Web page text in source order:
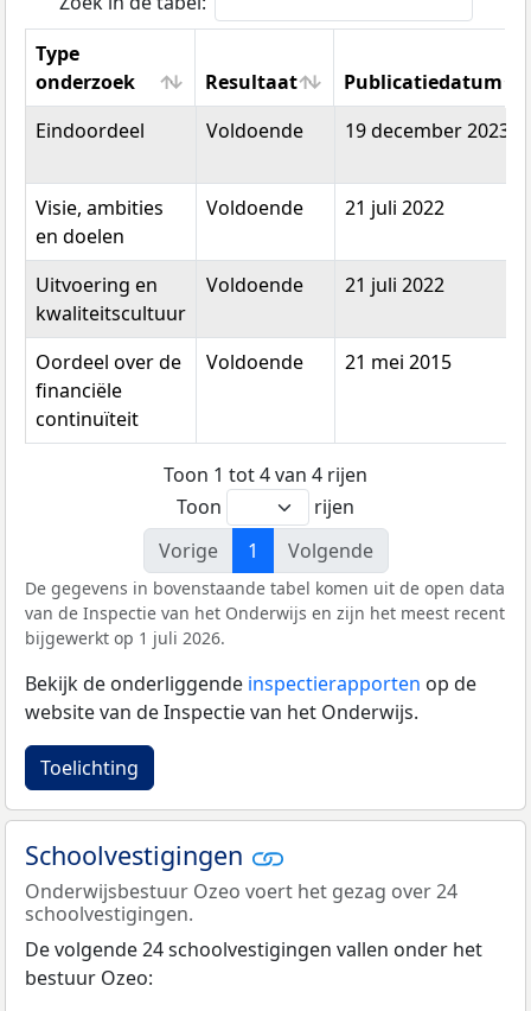
Type
onderzoek
Resultaat
Publicatiedatum
Type
Resultaat Publicatiedatum
Eindoordeel Voldoende 19 december 2023
Visie, ambities
en doelen
Voldoende 21 juli 2022
Uitvoering en
kwaliteitscultuur
Voldoende 21 juli 2022
Oordeel over de
financiële
continuïteit
Voldoende 21 mei 2015
Toon 1 tot 4 van 4 rijen
Toon
rijen
Vorige
1 Volgende
De gegevens in bovenstaande tabel komen uit de open data
van de Inspectie van het Onderwijs en zijn het meest recent
bijgewerkt op 1 juli 2026.
Bekijk de onderliggende inspectierapporten op de
website van de Inspectie van het Onderwijs.
Toelichting
Schoolvestigingen
Onderwijsbestuur Ozeo voert het gezag over 24
schoolvestigingen.
De volgende 24 schoolvestigingen vallen onder het
bestuur Ozeo: